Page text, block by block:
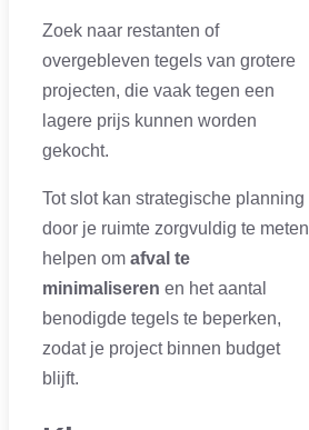
Zoek naar restanten of
overgebleven tegels van grotere
projecten, die vaak tegen een
lagere prijs kunnen worden
gekocht.
Tot slot kan strategische planning
door je ruimte zorgvuldig te meten
helpen om afval te
minimaliseren en het aantal
benodigde tegels te beperken,
zodat je project binnen budget
blijft.